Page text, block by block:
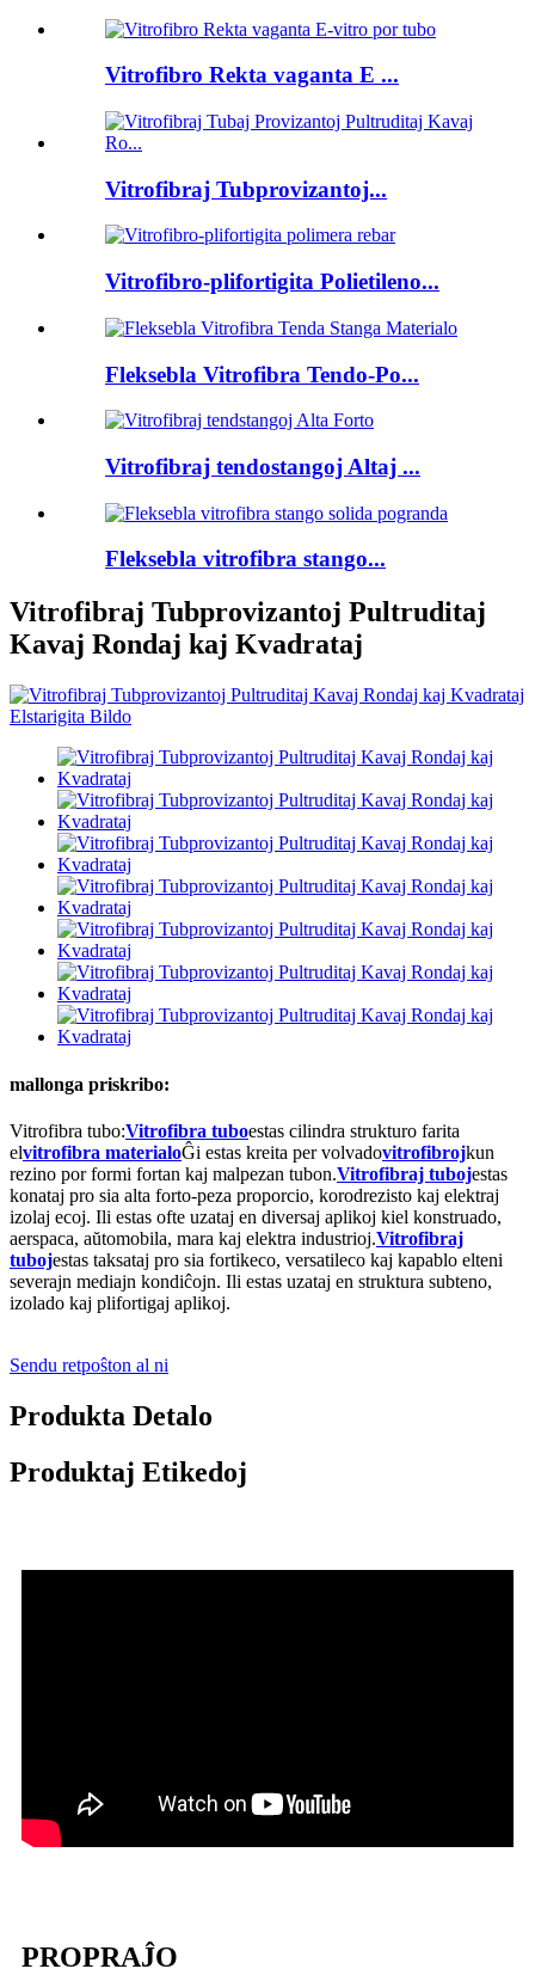
Vitrofibro Rekta vaganta E ...
Vitrofibraj Tubprovizantoj...
Vitrofibro-plifortigita Polietileno...
Fleksebla Vitrofibra Tendo-Po...
Vitrofibraj tendostangoj Altaj ...
Fleksebla vitrofibra stango...
Vitrofibraj Tubprovizantoj Pultruditaj
Kavaj Rondaj kaj Kvadrataj
mallonga priskribo:
Vitrofibra tubo:Vitrofibra tuboestas cilindra strukturo farita
elvitrofibra materialoĜi estas kreita per volvadovitrofibrojkun
rezino por formi fortan kaj malpezan tubon.Vitrofibraj tubojestas
konataj pro sia alta forto-peza proporcio, korodrezisto kaj elektraj
izolaj ecoj. Ili estas ofte uzataj en diversaj aplikoj kiel konstruado,
aerspaca, aŭtomobila, mara kaj elektra industrioj.Vitrofibraj
tubojestas taksataj pro sia fortikeco, versatileco kaj kapablo elteni
severajn mediajn kondiĉojn. Ili estas uzataj en struktura subteno,
izolado kaj plifortigaj aplikoj.
Sendu retpoŝton al ni
Produkta Detalo
Produktaj Etikedoj
PROPRAĴO